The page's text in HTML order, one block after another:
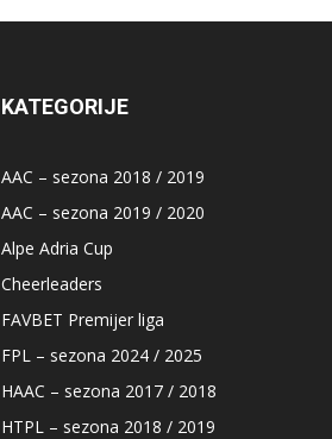
KATEGORIJE
AAC – sezona 2018 / 2019
AAC – sezona 2019 / 2020
Alpe Adria Cup
Cheerleaders
FAVBET Premijer liga
FPL – sezona 2024 / 2025
HAAC – sezona 2017 / 2018
HTPL – sezona 2018 / 2019